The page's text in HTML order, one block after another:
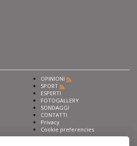
OPINIONI
SPORT
ESPERTI
FOTOGALLERY
SONDAGGI
CONTATTI
Privacy
Cookie preferencies